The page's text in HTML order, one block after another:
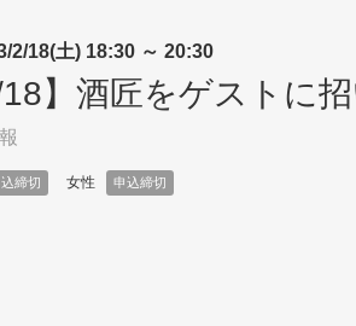
2/18(土) 18:30 ～ 20:30
18】酒匠をゲストに
締切 女性 申込締切